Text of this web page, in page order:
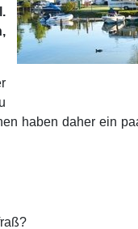
haben daher ein